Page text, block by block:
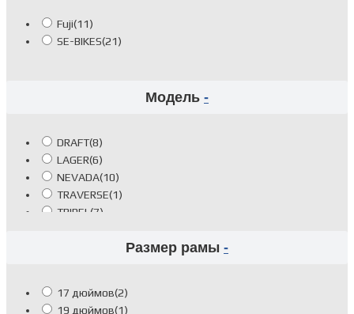
Fuji(11)
SE-BIKES(21)
Модель -
DRAFT(8)
LAGER(6)
NEVADA(10)
TRAVERSE(1)
TRIPEL (7)
Размер рамы -
17 дюймов(2)
19 дюймов(1)